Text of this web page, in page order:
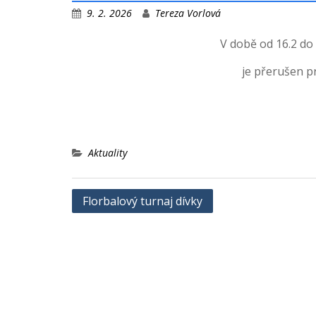
9. 2. 2026 Tereza Vorlová
V době od 16.2
je přerušen
Aktuality
Navigace
Florbalový turnaj dívky